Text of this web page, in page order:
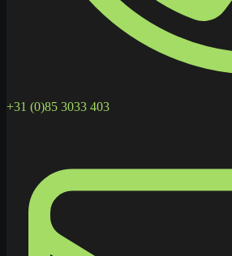
+31 (0)85 3033 403